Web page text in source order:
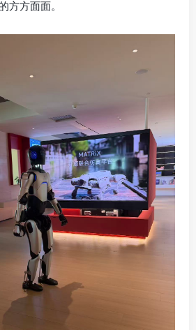
方方面面。